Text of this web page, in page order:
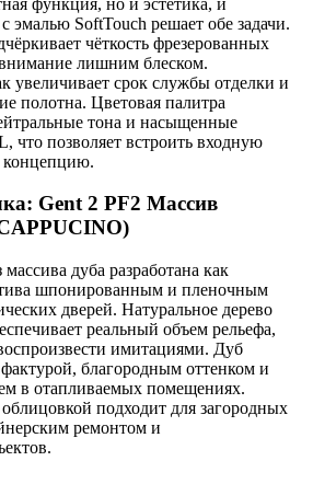
эмалью SoftTouch решает обе задачи.
чёткость фрезерованных
лишним блеском.
увеличивает срок службы отделки и
полотна. Цветовая палитра
тона и насыщенные
что позволяет встроить входную
концепцию.
Gent 2 PF2 Массив
дуба разработана как
шпонированным и пленочным
дверей. Натуральное дерево
реальный объем рельефа,
имитациями. Дуб
благородным оттенком и
в отапливаемых помещениях.
подходит для загородных
ремонтом и